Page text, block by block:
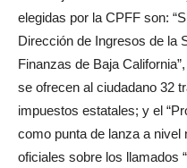
elegidas por la CPFF son:
Dirección de Ingresos de la
Finanzas de Baja
se ofrecen al ciudadano 32
impuestos estatales; y el
como punta de lanza a nivel
oficiales sobre los llamados